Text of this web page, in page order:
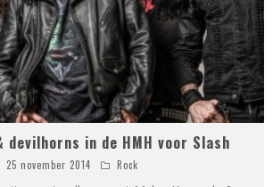
devilhorns in de HMH voor Slash
25 november 2014 Rock